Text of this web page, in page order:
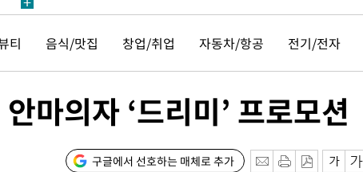
티 음식/맛집 창업/취업 자동차/항공 전기/전자
의자 ‘드리미’ 프로모션
구글에서 선호하는 매체로 추가